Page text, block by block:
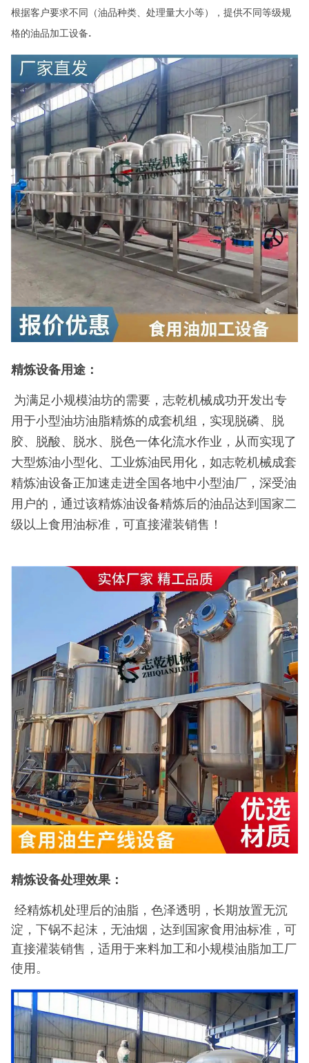
根据客户要求不同（油品种类、处理量大小等），提供不同等级规
格的油品加工设备.
精炼设备用途：
为满足小规模油坊的需要，志乾机械成功开发出专
用于小型油坊油脂精炼的成套机组，实现脱磷、脱
胶、脱酸、脱水、脱色一体化流水作业，从而实现了
大型炼油小型化、工业炼油民用化，如志乾机械成套
精炼油设备正加速走进全国各地中小型油厂，深受油
用户的，通过该精炼油设备精炼后的油品达到国家二
级以上食用油标准，可直接灌装销售！
精炼设备处理效果：
经精炼机处理后的油脂，色泽透明，长期放置无沉
淀，下锅不起沫，无油烟，达到国家食用油标准，可
直接灌装销售，适用于来料加工和小规模油脂加工厂
使用。